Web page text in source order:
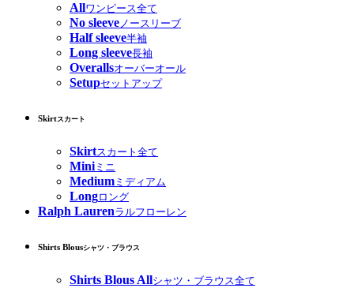
Allワンピース全て
No sleeveノースリーブ
Half sleeve半袖
Long sleeve長袖
Overallsオーバーオール
Setupセットアップ
Skirtスカート
Skirtスカート全て
Miniミニ
Medium ミディアム
Longロング
Ralph Laurenラルフローレン
Shirts Blousシャツ・ブラウス
Shirts Blous Allシャツ・ブラウス全て